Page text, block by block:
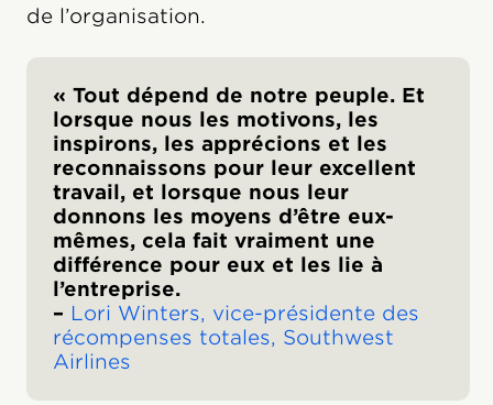
de l’organisation.
« Tout dépend de notre peuple. Et
lorsque nous les motivons, les
inspirons, les apprécions et les
reconnaissons pour leur excellent
travail, et lorsque nous leur
donnons les moyens d’être eux-
mêmes, cela fait vraiment une
différence pour eux et les lie à
l’entreprise.
– Lori Winters, vice-présidente des
récompenses totales, Southwest
Airlines